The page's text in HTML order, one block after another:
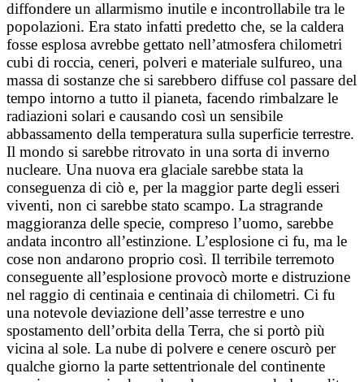
diffondere un allarmismo inutile e incontrollabile tra le
popolazioni. Era stato infatti predetto che, se la caldera
fosse esplosa avrebbe gettato nell’atmosfera chilometri
cubi di roccia, ceneri, polveri e materiale sulfureo, una
massa di sostanze che si sarebbero diffuse col passare del
tempo intorno a tutto il pianeta, facendo rimbalzare le
radiazioni solari e causando così un sensibile
abbassamento della temperatura sulla superficie terrestre.
Il mondo si sarebbe ritrovato in una sorta di inverno
nucleare. Una nuova era glaciale sarebbe stata la
conseguenza di ciò e, per la maggior parte degli esseri
viventi, non ci sarebbe stato scampo. La stragrande
maggioranza delle specie, compreso l’uomo, sarebbe
andata incontro all’estinzione. L’esplosione ci fu, ma le
cose non andarono proprio così. Il terribile terremoto
conseguente all’esplosione provocò morte e distruzione
nel raggio di centinaia e centinaia di chilometri. Ci fu
una notevole deviazione dell’asse terrestre e uno
spostamento dell’orbita della Terra, che si portò più
vicina al sole. La nube di polvere e cenere oscurò per
qualche giorno la parte settentrionale del continente